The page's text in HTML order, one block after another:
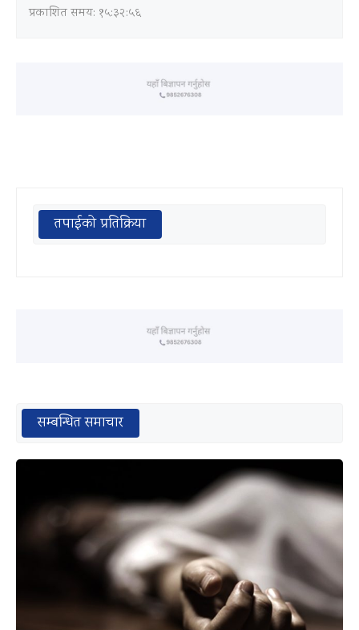
प्रकाशित समय: १५:३२:५६
तपाईको प्रतिक्रिया
सम्बन्धित समाचार